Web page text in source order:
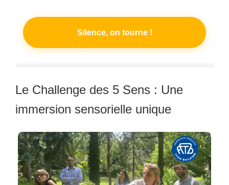
Silence, on tourne !
Le Challenge des 5 Sens : Une
immersion sensorielle unique